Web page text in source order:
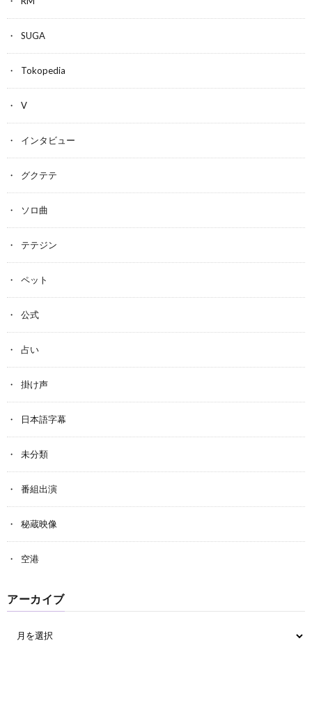
SUGA
Tokopedia
V
インタビュー
グクテテ
ソロ曲
テテジン
ペット
公式
占い
掛け声
日本語字幕
未分類
番組出演
秘蔵映像
空港
アーカイブ